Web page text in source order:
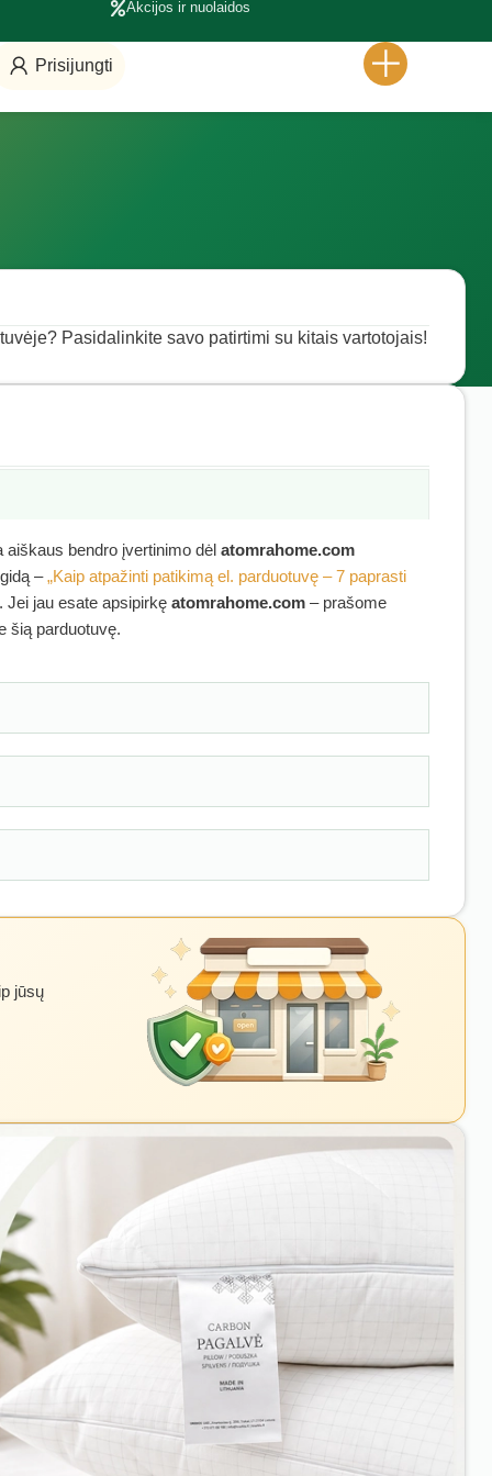
Akcijos ir nuolaidos
Prisijungti
Pasidalinkite savo patirtimi su kitais vartotojais!
aiškaus bendro įvertinimo dėl atomrahome.com
–„Kaip atpažinti patikimą el. parduotuvę – 7 paprasti
. Jei jau esate apsipirkę atomrahome.com – prašome
šią parduotuvę.
jūsų